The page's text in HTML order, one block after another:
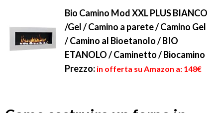
Bio Camino Mod XXL PLUS BIANCO
/Gel / Camino a parete / Camino Gel
/ Camino al Bioetanolo / BIO
ETANOLO / Caminetto / Biocamino
Prezzo: in offerta su Amazon a: 148€